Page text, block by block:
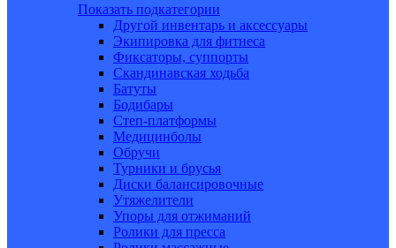
Показать подкатегории
Другой инвентарь и аксессуары
Экипировка для фитнеса
Фиксаторы, суппорты
Скандинавская ходьба
Батуты
Бодибары
Степ-платформы
Медицинболы
Обручи
Турники и брусья
Диски балансировочные
Утяжелители
Упоры для отжиманий
Ролики для пресса